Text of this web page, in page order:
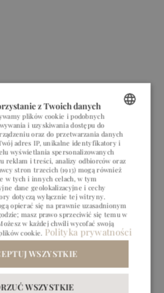
PRZYJĘCIA
PRZYJĘCIA
POLISH
ENGLISH
GERMAN
CZECH
z Twoich danych
plików cookie i podobnych
i uzyskiwania dostępu do
oraz do przetwarzania danych
adres IP, unikalne identyfikatory i
wyświetlania spersonalizowanych
reklam i treści, analizy odbiorców oraz
stron trzecich (1913)mogą również
w tych i innych celach, w tym
dane geolokalizacyjne i cechy
dotyczą wyłącznie tej witryny.
opierać się na prawnie uzasadnionym
masz prawo sprzeciwić się temu w
w każdej chwili wycofać swoją
cookie. Polityka prywatności
WSZYSTKIE
WSZYSTKIE